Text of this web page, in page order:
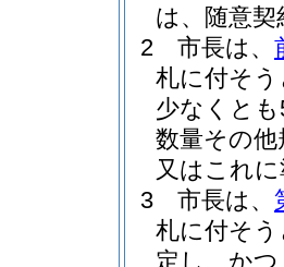
は、随意
2
市長は、
札に付そ
少なくと
数量その
又はこれ
3
市長は、
札に付そ
定し、か